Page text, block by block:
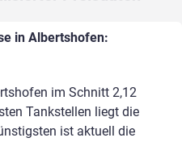
in Albertshofen:
im Schnitt 2,12
Tankstellen liegt die
ist aktuell die